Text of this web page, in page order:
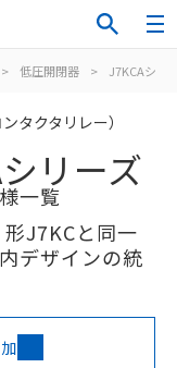
> 低圧開閉器 > J7KCAシリ
タクタリレー）
リーズ
一覧
J7KCと同一
デザインの統